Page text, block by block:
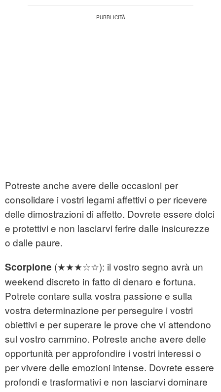
Potreste anche avere delle occasioni per
consolidare i vostri legami affettivi o per ricevere
delle dimostrazioni di affetto. Dovrete essere dolci
e protettivi e non lasciarvi ferire dalle insicurezze
o dalle paure.
Scorpione (★★★☆☆): il vostro segno avrà un
weekend discreto in fatto di denaro e fortuna.
Potrete contare sulla vostra passione e sulla
vostra determinazione per perseguire i vostri
obiettivi e per superare le prove che vi attendono
sul vostro cammino. Potreste anche avere delle
opportunità per approfondire i vostri interessi o
per vivere delle emozioni intense. Dovrete essere
profondi e trasformativi e non lasciarvi dominare